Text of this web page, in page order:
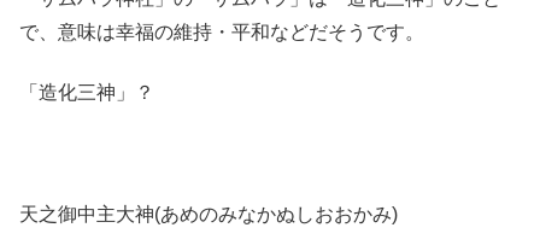
で、意味は幸福の維持・平和などだそうです。
「造化三神」？
天之御中主大神(あめのみなかぬしおおかみ)